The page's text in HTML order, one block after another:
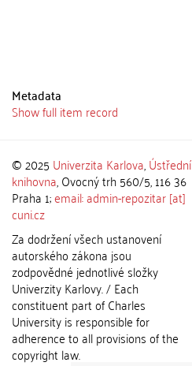
Metadata
Show full item record
© 2025 Univerzita Karlova,Ústřední
knihovna, Ovocný trh 560/5, 116 36
Praha 1;email: admin-repozitar [at]
cuni.cz
Za dodržení všech ustanovení
autorského zákona jsou
zodpovědné jednotlivé složky
Univerzity Karlovy. / Each
constituent part of Charles
University is responsible for
adherence to all provisions of the
copyright law.